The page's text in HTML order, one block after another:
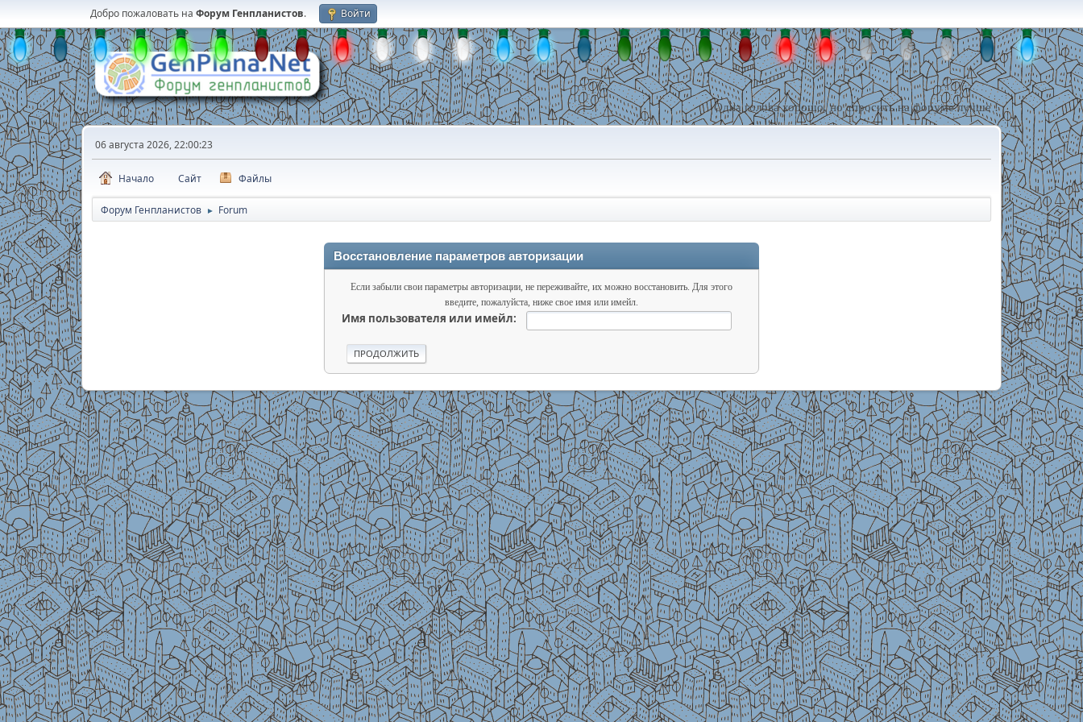
Добро пожаловать на Форум Генпланистов. Войти
Одна голова хорошо, но спросить на форуме лучше !
06 августа 2026, 22:00:23
Начало Сайт Файлы
Форум Генпланистов ► Forum
Восстановление параметров авторизации
Если забыли свои параметры авторизации, не переживайте, их можно восстановить. Для этого
введите, пожалуйста, ниже свое имя или имейл.
Имя пользователя или имейл: